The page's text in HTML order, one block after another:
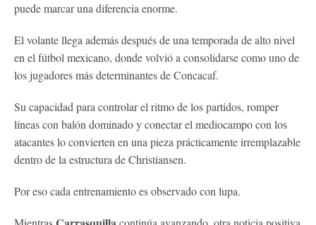
puede marcar una diferencia enorme.
El volante llega además después de una temporada de alto nivel
en el fútbol mexicano, donde volvió a consolidarse como uno de
los jugadores más determinantes de Concacaf.
Su capacidad para controlar el ritmo de los partidos, romper
líneas con balón dominado y conectar el mediocampo con los
atacantes lo convierten en una pieza prácticamente irremplazable
dentro de la estructura de Christiansen.
Por eso cada entrenamiento es observado con lupa.